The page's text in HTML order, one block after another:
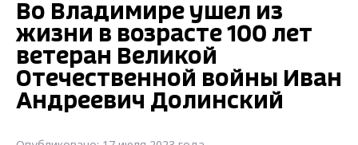
Во Владимире ушел из
жизни в возрасте 100 лет
ветеран Великой
Отечественной войны Иван
Андреевич Долинский